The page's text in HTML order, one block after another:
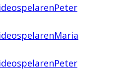
Peter
Maria
Peter